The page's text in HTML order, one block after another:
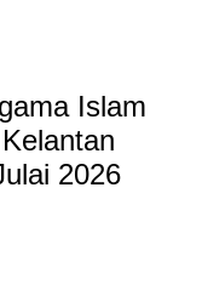
Islam
2026